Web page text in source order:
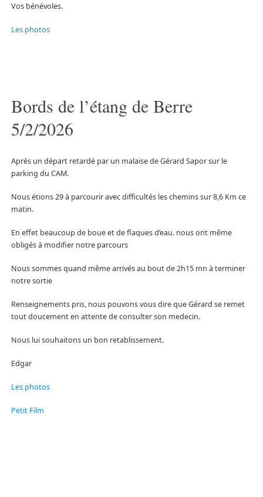
Vos bénévoles.
Les photos
Bords de l’étang de Berre
5/2/2026
Après un départ retardé par un malaise de Gérard Sapor sur le
parking du CAM.
Nous étions 29 à parcourir avec difficultés les chemins sur 8,6 Km ce
matin.
En effet beaucoup de boue et de flaques d’eau. nous ont même
obligés à modifier notre parcours
Nous sommes quand même arrivés au bout de 2h15 mn à terminer
notre sortie
Renseignements pris, nous pouvons vous dire que Gérard se remet
tout doucement en attente de consulter son medecin.
Nous lui souhaitons un bon retablissement.
Edgar
Les photos
Petit Film